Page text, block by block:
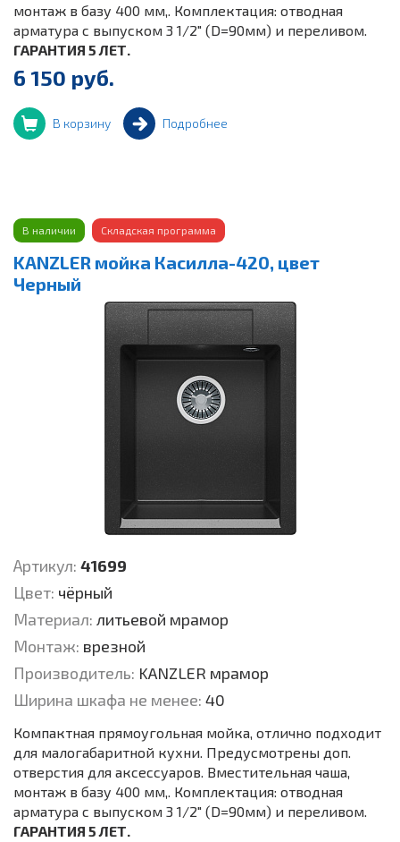
монтаж в базу 400 мм,. Комплектация: отводная
арматура с выпуском 3 1/2" (D=90мм) и переливом.
ГАРАНТИЯ 5 ЛЕТ.
6 150 руб.
В корзину Подробнее
В наличии Складская программа
KANZLER мойка Касилла-420, цвет
Черный
Артикул: 41699
Цвет: чёрный
Материал: литьевой мрамор
Монтаж: врезной
Производитель: KANZLER мрамор
Ширина шкафа не менее: 40
Компактная прямоугольная мойка, отлично подходит
для малогабаритной кухни. Предусмотрены доп.
отверстия для аксессуаров. Вместительная чаша,
монтаж в базу 400 мм,. Комплектация: отводная
арматура с выпуском 3 1/2" (D=90мм) и переливом.
ГАРАНТИЯ 5 ЛЕТ.